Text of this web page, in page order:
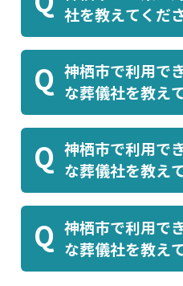
葬祭
等がよく利用さ
社を教えてくだ
アルファクラブ株式
行った葬儀を実施し
ご案内可能です。
Q
神栖市で利用で
な葬儀社を教え
アルファクラブ株式
などがあります。葬
す。
Q
神栖市で利用で
な葬儀社を教え
アルファクラブ株式
などがあります。葬
す。
Q
神栖市で利用で
な葬儀社を教え